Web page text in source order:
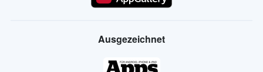
Ausgezeichnet